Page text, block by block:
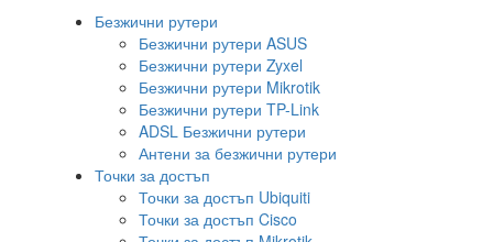
Безжични рутери
Безжични рутери ASUS
Безжични рутери Zyxel
Безжични рутери Mikrotik
Безжични рутери TP-Link
ADSL Безжични рутери
Антени за безжични рутери
Точки за достъп
Точки за достъп Ubiquiti
Точки за достъп Cisco